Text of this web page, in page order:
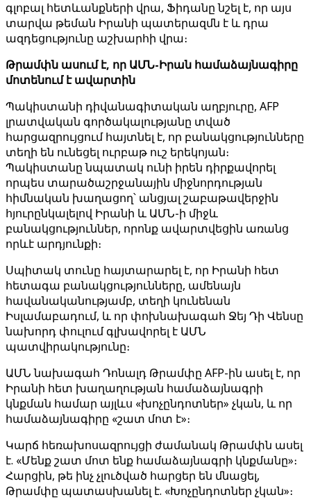
գլոբալ հետևանքների վրա, Ֆիդանը նշել է, որ այս
տարվա թեման Իրանի պատերազմն է և դրա
ազդեցությունը աշխարհի վրա։
Թրամփն ասում է, որ ԱՄՆ-Իրան համաձայնագիրը
մոտենում է ավարտին
Պակիստանի դիվանագիտական ​​աղբյուրը, AFP
լրատվական գործակալությանը տված
հարցազրույցում հայտնել է, որ բանակցությունները
տեղի են ունեցել ուրբաթ ուշ երեկոյան։
Պակիստանը նպատակ ունի իրեն դիրքավորել
որպես տարածաշրջանային միջնորդության
հիմնական խաղացող՝ անցյալ շաբաթավերջին
հյուրընկալելով Իրանի և ԱՄՆ-ի միջև
բանակցություններ, որոնք ավարտվեցին առանց
որևէ արդյունքի։
Սպիտակ տունը հայտարարել է, որ Իրանի հետ
հետագա բանակցությունները, ամենայն
հավանականությամբ, տեղի կունենան
Իսլամաբադում, և որ փոխնախագահ Ջեյ Դի Վենսը
նախորդ փուլում գլխավորել է ԱՄՆ
պատվիրակությունը։
ԱՄՆ նախագահ Դոնալդ Թրամփը AFP-ին ասել է, որ
Իրանի հետ խաղաղության համաձայնագրի
կնքման համար այլևս «խոչընդոտներ» չկան, և որ
համաձայնագիրը «շատ մոտ է»։
Կարճ հեռախոսազրույցի ժամանակ Թրամփն ասել
է. «Մենք շատ մոտ ենք համաձայնագրի կնքմանը»։
Հարցին, թե ինչ չլուծված հարցեր են մնացել,
Թրամփը պատասխանել է. «Խոչընդոտներ չկան»։